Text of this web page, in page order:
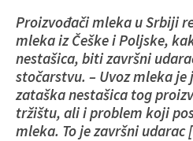
Proizvođači mleka u Srbiji
mleka iz Češke i Poljske,
nestašica, biti završni
stočarstvu. – Uvoz mleka je
zataška nestašica tog
tržištu, ali i problem koji
mleka. To je završni